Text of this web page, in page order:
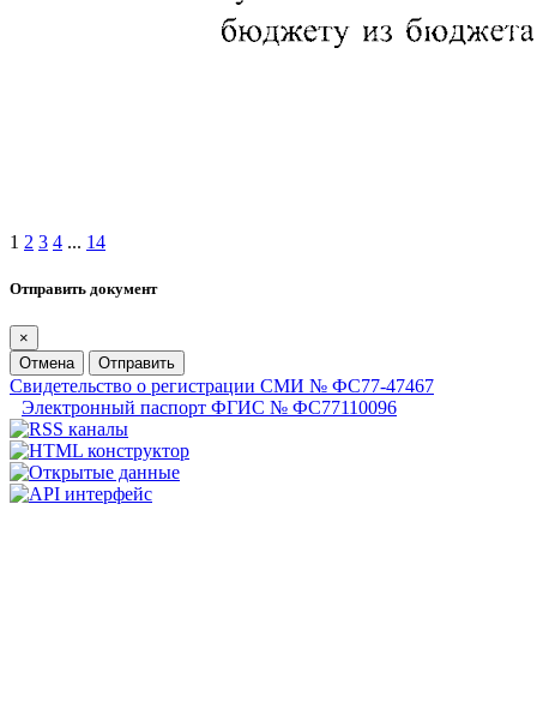
1 2 3 4 ... 14
Отправить документ
×
Отмена
Отправить
Свидетельство о регистрации СМИ № ФС77-47467
Электронный паспорт ФГИС № ФС77110096